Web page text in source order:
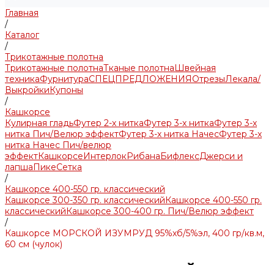
Главная
/
Каталог
/
Трикотажные полотна
Трикотажные полотнаТканые полотнаШвейная
техникаФурнитураСПЕЦПРЕДЛОЖЕНИЯОтрезыЛекала/
ВыкройкиКупоны
/
Кашкорсе
Кулирная гладьФутер 2-х ниткаФутер 3-х ниткаФутер 3-х
нитка Пич/Велюр эффектФутер 3-х нитка НачесФутер 3-х
нитка Начес Пич/велюр
эффектКашкорсеИнтерлокРибанаБифлексДжерси и
лапшаПикеСетка
/
Кашкорсе 400-550 гр. классический
Кашкорсе 300-350 гр. классическийКашкорсе 400-550 гр.
классическийКашкорсе 300-400 гр. Пич/Велюр эффект
/
Кашкорсе МОРСКОЙ ИЗУМРУД 95%хб/5%эл, 400 гр/кв.м,
60 см (чулок)